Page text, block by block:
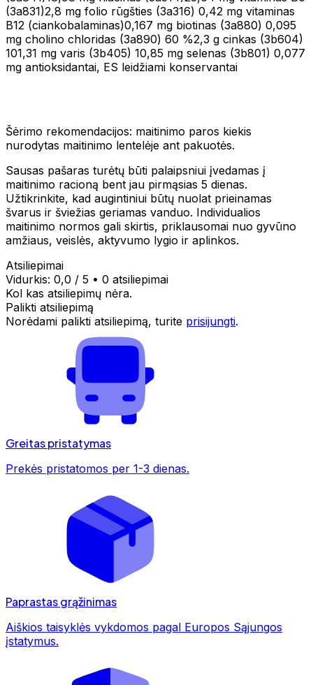
(3а831)2,8 mg folio rūgšties (3а316) 0,42 mg vitaminas
B12 (ciankobalaminas)0,167 mg biotinas (3а880) 0,095
mg cholino chloridas (3а890) 60 %2,3 g cinkas (3b604)
101,31 mg varis (3b405) 10,85 mg selenas (3b801) 0,077
mg antioksidantai, ES leidžiami konservantai
Šėrimo rekomendacijos: maitinimo paros kiekis
nurodytas maitinimo lentelėje ant pakuotės.
Sausas pašaras turėtų būti palaipsniui įvedamas į
maitinimo racioną bent jau pirmąsias 5 dienas.
Užtikrinkite, kad augintiniui būtų nuolat prieinamas
švarus ir šviežias geriamas vanduo. Individualios
maitinimo normos gali skirtis, priklausomai nuo gyvūno
amžiaus, veislės, aktyvumo lygio ir aplinkos.
Atsiliepimai
Vidurkis: 0,0 / 5 • 0 atsiliepimai
Kol kas atsiliepimų nėra.
Palikti atsiliepimą
Norėdami palikti atsiliepimą, turite prisijungti.
Greitas pristatymas
Prekės pristatomos per 1-3 dienas.
Paprastas grąžinimas
Aiškios taisyklės vykdomos pagal Europos Sąjungos
įstatymus.